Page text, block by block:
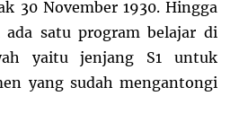
30 November 1930. Hingga
ada satu program belajar di
yaitu jenjang S1 untuk
yang sudah mengantongi